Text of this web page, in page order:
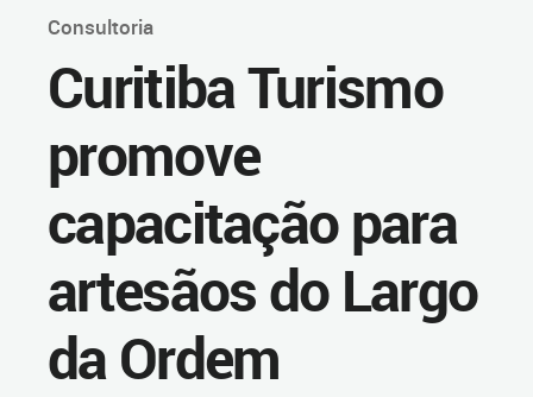
Consultoria
Curitiba Turismo
promove
capacitação para
artesãos do Largo
da Ordem